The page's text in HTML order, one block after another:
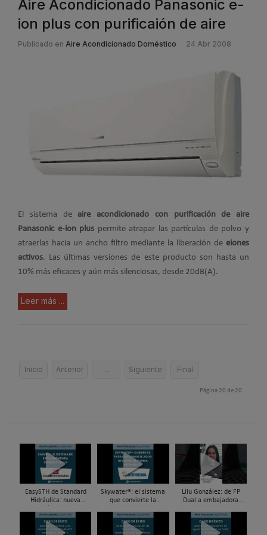
Aire Acondicionado Panasonic e-
ion plus con purificaión de aire
Publicado en Aire Acondicionado Doméstico 24 Abr 2008
El sistema de aire acondicionado con purificación de aire
Panasonic e-ion plus permite atrapar las partículas de polvo y
atraerlas hacia un ancho filtro mediante la liberación de eiones
activos. Las últimas versiones de este producto son hasta un
10% más eficaces y aún más silenciosas, desde 20dB(A).
Leer más ...
Inicio Anterior … Siguiente Final
Página 20 de 20
EasySTH de Standard
Hidráulica: nueva
de expansión para
tuberías PEX
Skywater®: el sistema
que convierte la
infraestructura activa de
gestión del agua...
Lilu González: de FP
Dual a embajadora
| Mecatrónica Industrial